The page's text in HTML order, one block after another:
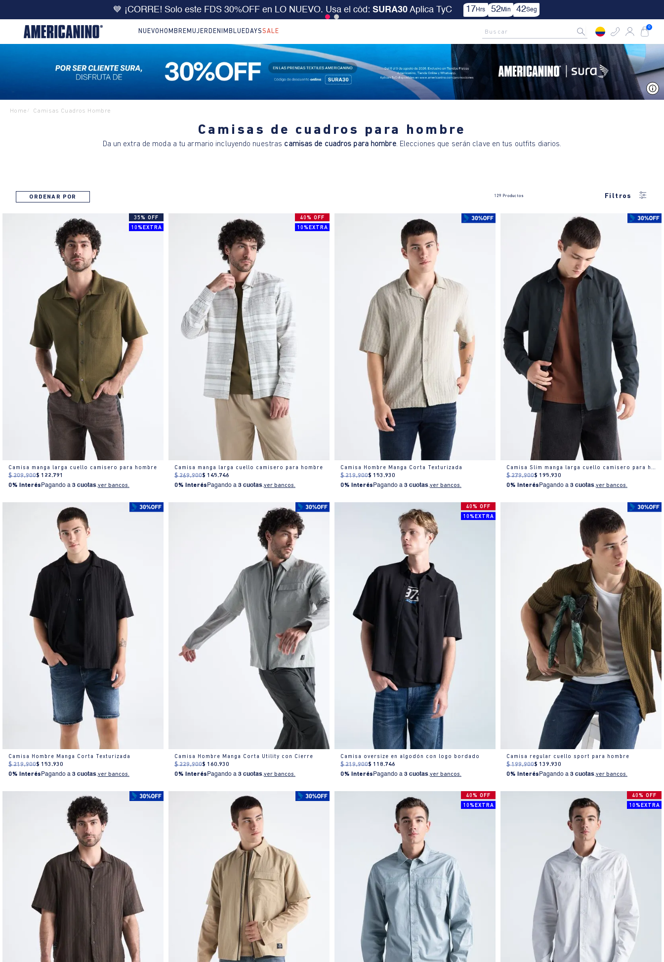
💙 ¡CORRE! Solo este FDS 30%OFF en LO NUEVO. Usa el cód: SURA30Aplica TyC 17Hrs 52 40Seg
Rastrea tu pedido aquí
NUEVO HOMBRE MUJER DENIM BLUEDAYSSALE Buscar 0
Home / Camisas Cuadros Hombre
Camisas de cuadros para hombre
Da un extra de moda a tu armario incluyendo nuestras camisas de cuadros para hombre. Elecciones que serán clave en tus outfits diarios.
ORDENAR POR 129 Productos Filtros
35% OFF
10%EXTRA
Camisa manga larga cuello camisero para hombre
$ 209.900$ 122.791
0% Interés Pagando a 3 cuotas.ver bancos.
40% OFF
10%EXTRA
Camisa manga larga cuello camisero para hombre
$ 269.900$ 145.746
0% Interés Pagando a 3 cuotas.ver bancos.
Camisa Hombre Manga Corta Texturizada
$ 219.900$ 153 .930
0% Interés Pagando a 3 cuotas.ver bancos.
Camisa Slim manga larga cuello camisero para hombre
$ 279.900$ 195.930
0% Interés Pagando a 3 cuotas.ver bancos.
Camisa Hombre Manga Corta Texturizada
$ 219.900$ 153 .930
0% Interés Pagando a 3 cuotas.ver bancos.
Camisa Hombre Manga Corta Utility con Cierre
$ 229.900$ 160.930
0% Interés Pagando a 3 cuotas.ver bancos.
40% OFF
10%EXTRA
Camisa oversize en algodón con logo bordado
$ 219.900$ 118.746
0% Interés Pagando a 3 cuotas.ver bancos.
Camisa regular cuello sport para hombre
$ 199.900$ 139.930
0% Interés Pagando a 3 cuotas.ver bancos.
40% OFF
10%EXTRA
40% OFF
10%EXTRA